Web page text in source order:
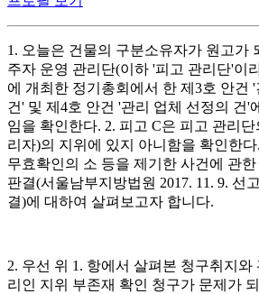
1. 오늘은 건물의 구분소유자가 원고가
주자 운영 관리단(이하 '피고 관리단'이
에 개최한 정기총회에서 한 제3호 안건
건' 및 제4호 안건 '관리 업체 선정의 건'
임을 확인한다. 2. 피고 C은 피고 관리
리자)의 지위에 있지 아니함을 확인한
무효확인의 소 등을 제기한 사건에 관
판결(서울남부지방법원 2017. 11. 9. 선
결)에 대하여 살펴보고자 합니다.
2. 우선 위 1. 항에서 살펴본 청구취지와
리인 지위 부존재 확인 청구가 문제가